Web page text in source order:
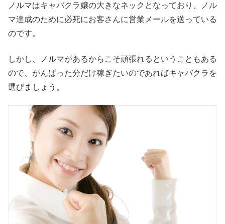
ノルマはキャバクラ嬢の大きなネックとなっており、ノル
マ達成のために必死にお客さんに営業メールを送っている
のです。
しかし、ノルマがあるからこそ頑張れるということもある
ので、がんばった分だけ稼ぎたいのであればキャバクラを
選びましょう。